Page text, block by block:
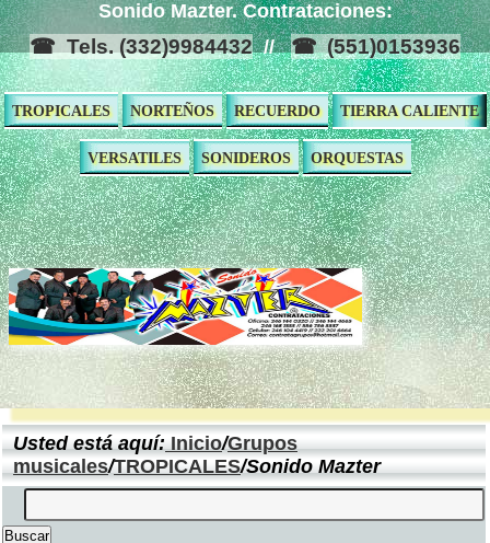
Sonido Mazter. Contrataciones:
Tels. (332)9984432 // (551)0153936
TROPICALES NORTEÑOS RECUERDO TIERRA CALIENTE
VERSATILES SONIDEROS ORQUESTAS
Usted está aquí:Inicio/Grupos
musicales/TROPICALES/Sonido Mazter